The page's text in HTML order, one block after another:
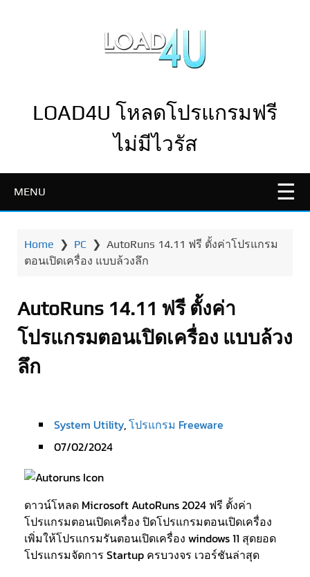
LOAD4U โหลดโปรแกรมฟรี
ไม่มีไวรัส
MENU
Home ❯ PC ❯ AutoRuns 14.11 ฟรี ตั้งค่าโปรแกรม
ตอนเปิดเครื่อง แบบล้วงลึก
AutoRuns 14.11 ฟรี ตั้งค่า
โปรแกรมตอนเปิดเครื่อง แบบล้วง
ลึก
System Utility,โปรแกรม Freeware
07/02/2024
ดาวน์โหลด Microsoft AutoRuns 2024 ฟรี ตั้งค่า
โปรแกรมตอนเปิดเครื่อง ปิดโปรแกรมตอนเปิดเครื่อง
เพิ่มให้โปรแกรมรันตอนเปิดเครื่อง windows 11 สุดยอด
โปรแกรมจัดการ Startup ครบวงจร เวอร์ชันล่าสุด